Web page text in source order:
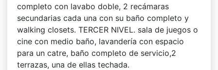
completo con lavabo doble, 2 recámaras
secundarias cada una con su baño completo y
walking closets. TERCER NIVEL. sala de juegos o
cine con medio baño, lavandería con espacio
para un catre, baño completo de servicio,2
terrazas, una de ellas techada.